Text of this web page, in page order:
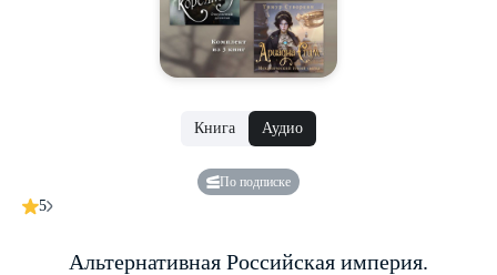
Книга Аудио
По подписке
5
Альтернативная Российская империя.